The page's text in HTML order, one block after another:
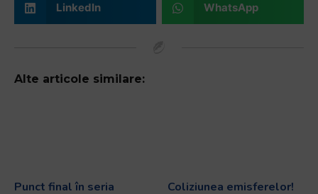
LinkedIn WhatsApp
Alte articole similare:
Punct final în seria
Coliziunea emisferelor!